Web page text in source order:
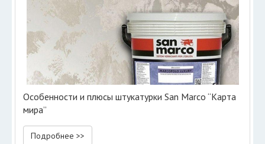
Особенности и плюсы штукатурки San Marco “Карта
мира”
Подробнее >>